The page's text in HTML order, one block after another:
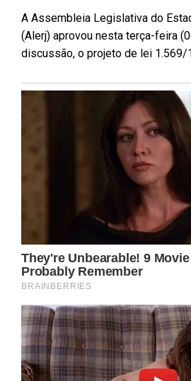
A Assembleia Legislativa do
(Alerj) aprovou nesta terça-feira
discussão, o projeto de lei 1.569/